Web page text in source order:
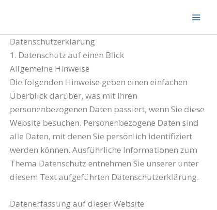
springen
Datenschutz­erklärung
1. Datenschutz auf einen Blick
Allgemeine Hinweise
Die folgenden Hinweise geben einen einfachen
Überblick darüber, was mit Ihren
personenbezogenen Daten passiert, wenn Sie diese
Website besuchen. Personenbezogene Daten sind
alle Daten, mit denen Sie persönlich identifiziert
werden können. Ausführliche Informationen zum
Thema Datenschutz entnehmen Sie unserer unter
diesem Text aufgeführten Datenschutzerklärung.
Datenerfassung auf dieser Website